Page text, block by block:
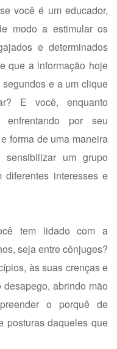
você é um educador,
modo a estimular os
e determinados
que a informação hoje
e a um clique
E você, enquanto
por seu
forma de uma maneira
um grupo
interesses e
tem lidado com a
seja entre cônjuges?
às suas crenças e
abrindo mão
o porquê de
posturas daqueles que